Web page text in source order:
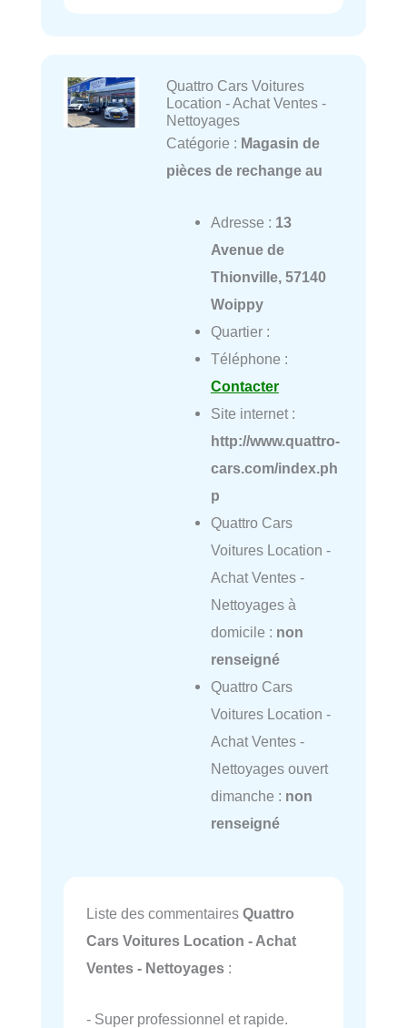
Quattro Cars Voitures
Location - Achat Ventes -
Nettoyages
Catégorie : Magasin de
pièces de rechange au
Adresse : 13
Avenue de
Thionville, 57140
Woippy
Quartier :
Téléphone :
Contacter
Site internet :
http://www.quattro-
cars.com/index.ph
p
Quattro Cars
Voitures Location -
Achat Ventes -
Nettoyages à
domicile : non
renseigné
Quattro Cars
Voitures Location -
Achat Ventes -
Nettoyages ouvert
dimanche : non
renseigné
Liste des commentaires Quattro
Cars Voitures Location - Achat
Ventes - Nettoyages :
- Super professionnel et rapide.